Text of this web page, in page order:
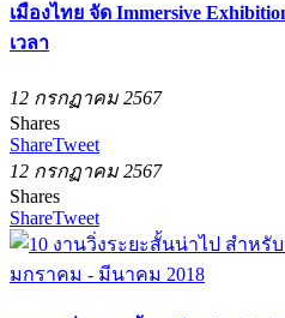
เมืองไทย จัด Immersive
เวลา
12 กรกฏาคม 2567
Shares
ShareTweet
12 กรกฏาคม 2567
Shares
ShareTweet